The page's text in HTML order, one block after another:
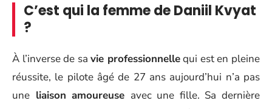
C’est qui la femme de Daniil Kvyat
?
À l’inverse de savie professionnellequi est en pleine
réussite, le pilote âgé de 27 ans aujourd’hui n’a pas
une liaison amoureuse avec une fille. Sa dernière